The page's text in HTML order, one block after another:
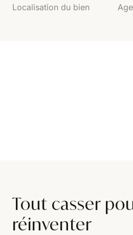
Localisation du bien
Tout casser
réinventer